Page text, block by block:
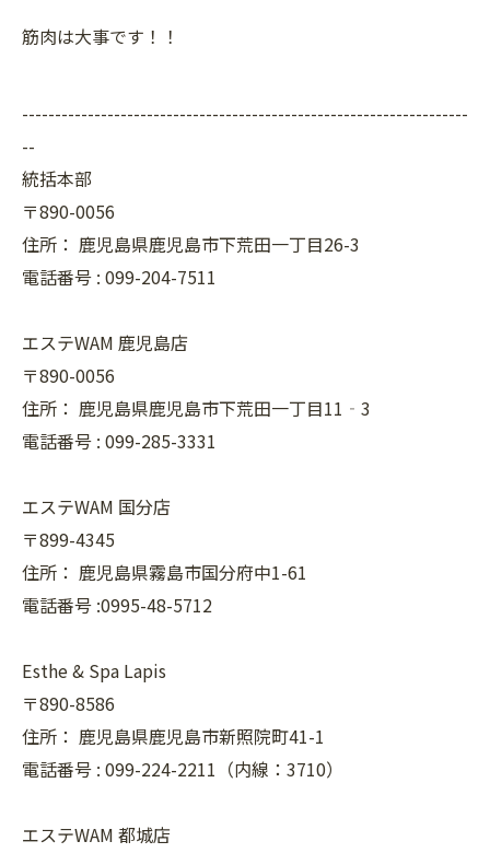
筋肉は大事です！！
--------------------------------------------------------------------
--
統括本部
〒890-0056
住所： 鹿児島県鹿児島市下荒田一丁目26-3
電話番号 : 099-204-7511
エステWAM 鹿児島店
〒890-0056
住所： 鹿児島県鹿児島市下荒田一丁目11‐3
電話番号 : 099-285-3331
エステWAM 国分店
〒899-4345
住所： 鹿児島県霧島市国分府中1-61
電話番号 :0995-48-5712
Esthe & Spa Lapis
〒890-8586
住所： 鹿児島県鹿児島市新照院町41-1
電話番号 : 099-224-2211（内線：3710）
エステWAM 都城店